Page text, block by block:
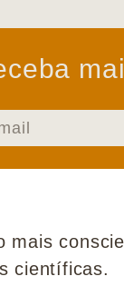
mais
científicas.